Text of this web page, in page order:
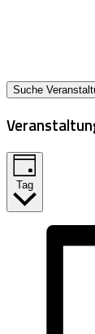
Suche
Tag